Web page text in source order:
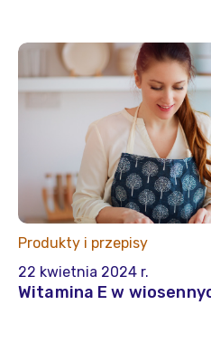
Produkty i przepisy
22 kwietnia 2024 r.
Witamina E w